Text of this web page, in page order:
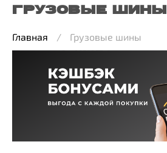
ГРУЗОВЫЕ ШИНЫ
Главная Грузовые шины